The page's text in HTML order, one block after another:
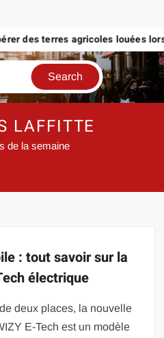
des terres agricoles louées
LAFFITTE
de la semaine
: tout savoir sur la
électrique
deux places, la nouvelle
E-Tech est un modèle